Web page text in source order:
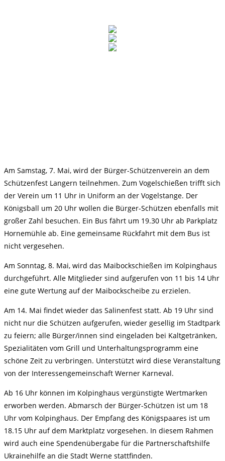
Am Samstag, 7. Mai, wird der Bürger-Schützenverein an dem
Schützenfest Langern teilnehmen. Zum Vogelschießen trifft sich
der Verein um 11 Uhr in Uniform an der Vogelstange. Der
Königsball um 20 Uhr wollen die Bürger-Schützen ebenfalls mit
großer Zahl besuchen. Ein Bus fährt um 19.30 Uhr ab Parkplatz
Hornemühle ab. Eine gemeinsame Rückfahrt mit dem Bus ist
nicht vergesehen.
Am Sonntag, 8. Mai, wird das Maibockschießen im Kolpinghaus
durchgeführt. Alle Mitglieder sind aufgerufen von 11 bis 14 Uhr
eine gute Wertung auf der Maibockscheibe zu erzielen.
Am 14. Mai findet wieder das Salinenfest statt. Ab 19 Uhr sind
nicht nur die Schützen aufgerufen, wieder gesellig im Stadtpark
zu feiern; alle Bürger/innen sind eingeladen bei Kaltgetränken,
Spezialitäten vom Grill und Unterhaltungsprogramm eine
schöne Zeit zu verbringen. Unterstützt wird diese Veranstaltung
von der Interessengemeinschaft Werner Karneval.
Ab 16 Uhr können im Kolpinghaus vergünstigte Wertmarken
erworben werden. Abmarsch der Bürger-Schützen ist um 18
Uhr vom Kolpinghaus. Der Empfang des Königspaares ist um
18.15 Uhr auf dem Marktplatz vorgesehen. In diesem Rahmen
wird auch eine Spendenübergabe für die Partnerschaftshilfe
Ukrainehilfe an die Stadt Werne stattfinden.